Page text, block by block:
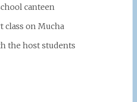
canteen
class on Mucha
the host students